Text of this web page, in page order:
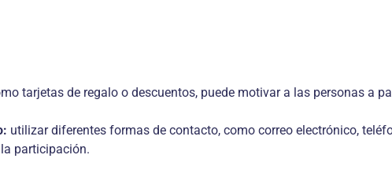
tarjetas de regalo o descuentos, puede motivar a las personas a
utilizar diferentes formas de contacto, como correo electrónico,
participación.